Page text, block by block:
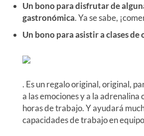
Un bono para disfrutar de
gastronómica. Ya se sabe,
Un bono para asistir a clases de
. Es un regalo original, original,
a las emociones y a la adrenalina
horas de trabajo. Y ayudará
capacidades de trabajo en